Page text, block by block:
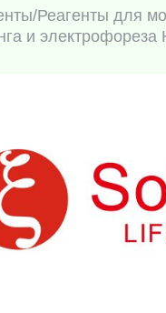
/Реагенты для
и электрофореза